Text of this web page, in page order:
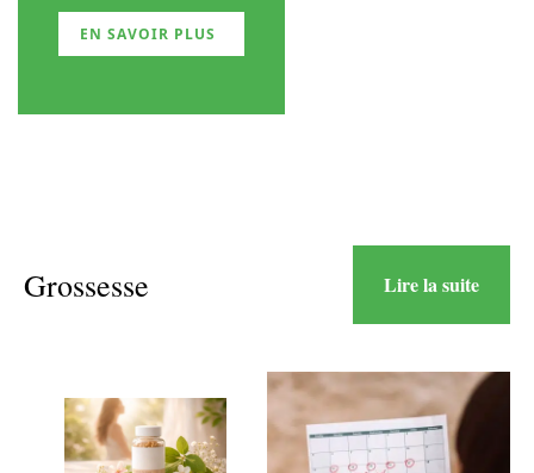
EN SAVOIR PLUS
Grossesse Lire la suite